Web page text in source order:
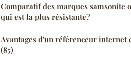
Comparatif des marques samsonite
qui est la plus résistante?
Avantages d'un référenceur internet
(85)